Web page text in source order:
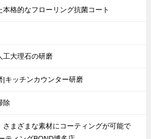
本格的なフローリング抗菌コート
工大理石の研磨
|キッチンカウンター研磨
除
さまざまな素材にコーティングが可能で